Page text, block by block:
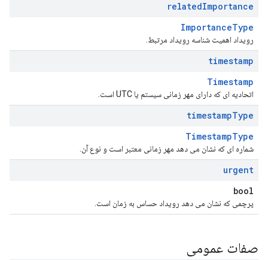
relatedImportance
ImportanceType
رویداد اهمیت شناسه رویداد مرتبط.
timestamp
Timestamp
اتحادیه ای که دارای مهر زمانی سیستم یا UTC است.
timestampType
TimestampType
شماره ای که نشان می دهد مهر زمانی معتبر است و نوع آن.
urgent
bool
پرچمی که نشان می دهد رویداد حساس به زمان است.
صفات عمومی